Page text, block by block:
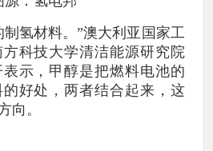
氢材料。”澳大利亚国家工
科技大学清洁能源研究院
示，甲醇是把燃料电池的
好处，两者结合起来，这
向。